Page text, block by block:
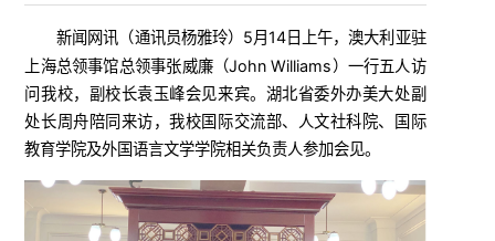
新闻网讯 （通讯员杨雅玲） 5月14日上午，澳大利亚驻
上海总领事馆总领事张威廉（John Williams）一行五人访
问我校，副校长袁玉峰会见来宾。湖北省委外办美大处副
处长周舟陪同来访，我校国际交流部、人文社科院、国际
教育学院及外国语言文学学院相关负责人参加会见。